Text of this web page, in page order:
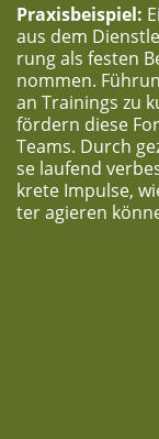
Pra­xis­bei­spiel:
aus dem
rung als fes­ten
nom­men.
an Trai­nings zu
för­dern die­se
Teams. Durch
se lau­fend
kre­te Impul­se,
ter agie­ren